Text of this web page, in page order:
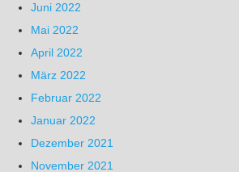
Juni 2022
Mai 2022
April 2022
März 2022
Februar 2022
Januar 2022
Dezember 2021
November 2021